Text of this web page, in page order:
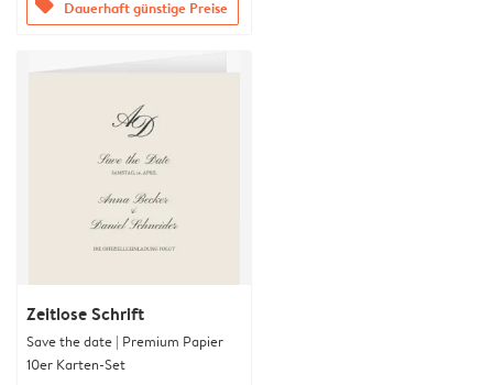
offers Dauerhaft günstige Preise
Zeitlose Schrift
Save the date | Premium Papier
10er Karten-Set